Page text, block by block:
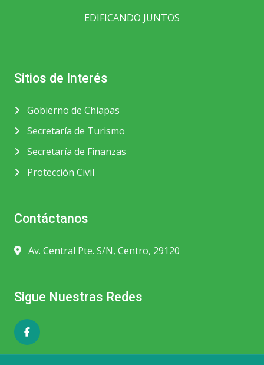
EDIFICANDO JUNTOS
Sitios de Interés
Gobierno de Chiapas
Secretaría de Turismo
Secretaría de Finanzas
Protección Civil
Contáctanos
Av. Central Pte. S/N, Centro, 29120
Sigue Nuestras Redes